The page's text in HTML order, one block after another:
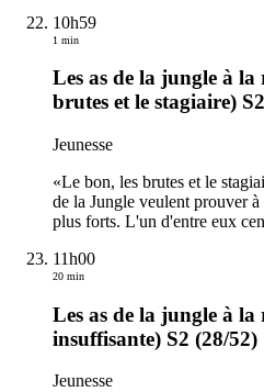
10h59
1 min
Les as de la jungle à la
brutes et le stagiaire)
Jeunesse
«Le bon, les brutes et le
de la Jungle veulent prouver
plus forts. L'un d'entre eux
11h00
20 min
Les as de la jungle à la
insuffisante) S2 (28/52)
Jeunesse